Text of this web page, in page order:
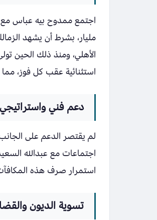
اجتمع ممدوح بيه عباس مع
مليار، بشرط أن يشهد
الأهلي، ومنذ ذلك الحين
استثنائية عقب كل فوز، مما
دعم فني واستراتيجي
لم يقتصر الدعم على
اجتماعات مع عبدالله
استمرار صرف هذه
تسوية الديون